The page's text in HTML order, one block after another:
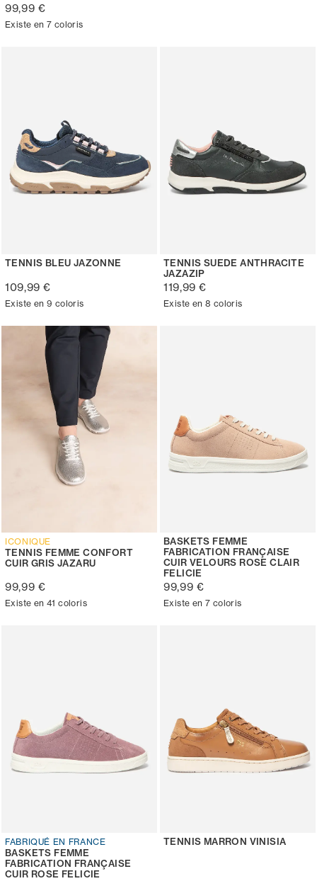
99,99 €
Existe en 7 coloris
TENNIS BLEU JAZONNE
109,99 €
Existe en 9 coloris
TENNIS SUEDE ANTHRACITE
JAZAZIP
119,99 €
Existe en 8 coloris
ICONIQUE
TENNIS FEMME CONFORT
CUIR GRIS JAZARU
99,99 €
Existe en 41 coloris
BASKETS FEMME
FABRICATION FRANÇAISE
CUIR VELOURS ROSE CLAIR
FELICIE
99,99 €
Existe en 7 coloris
FABRIQUÉ EN FRANCE
BASKETS FEMME
FABRICATION FRANÇAISE
CUIR ROSE FELICIE
TENNIS MARRON VINISIA